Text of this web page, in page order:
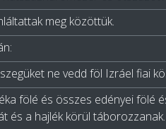
meg közöttük.
ne vedd föl Izráel fiai
fölé és összes edényei fölé
és a hajlék körül táborozzanak.